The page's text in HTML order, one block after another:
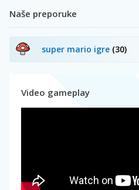
Naše preporuke
super mario igre (30)
Video gameplay